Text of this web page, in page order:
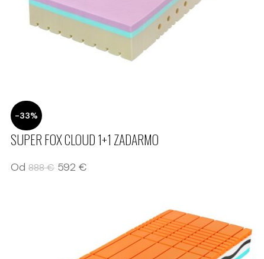
-33%
SUPER FOX CLOUD 1+1 ZADARMO
Od 888€ 592 €